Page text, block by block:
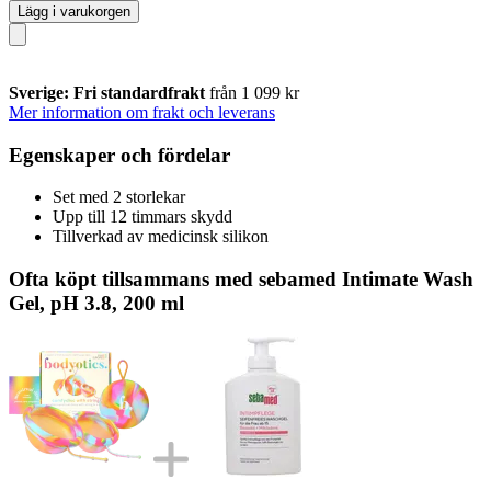
Lägg i varukorgen
Sverige: Fri standardfrakt från 1 099 kr
Mer information om frakt och leverans
Egenskaper och fördelar
Set med 2 storlekar
Upp till 12 timmars skydd
Tillverkad av medicinsk silikon
Ofta köpt tillsammans med sebamed Intimate Wash
Gel, pH 3.8, 200 ml